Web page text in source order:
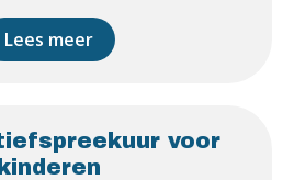
Lees meer
voor
kinderen